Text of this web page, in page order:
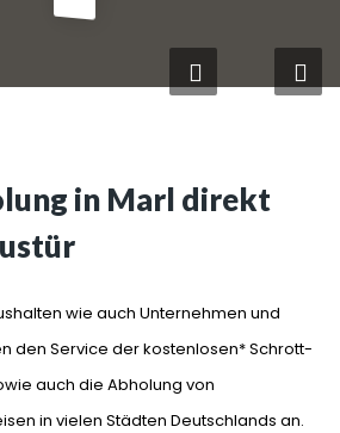
in Marl direkt
wie auch Unternehmen und
den Service der kostenlosen* Schrott-
auch die Abholung von
in vielen Städten Deutschlands an.